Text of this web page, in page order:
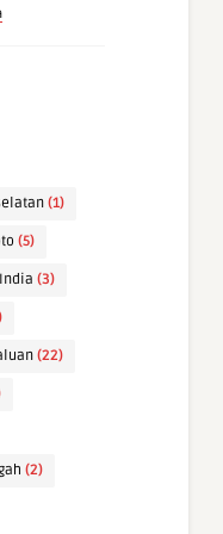
(1)
(5)
India (3)
(22)
(2)